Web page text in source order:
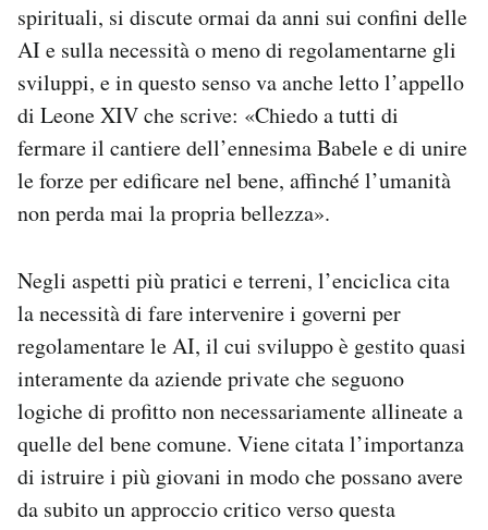
spirituali, si discute ormai da anni sui confini delle
AI e sulla necessità o meno di regolamentarne gli
sviluppi, e in questo senso va anche letto l’appello
di Leone XIV che scrive: «Chiedo a tutti di
fermare il cantiere dell’ennesima Babele e di unire
le forze per edificare nel bene, affinché l’umanità
non perda mai la propria bellezza».
Negli aspetti più pratici e terreni, l’enciclica cita
la necessità di fare intervenire i governi per
regolamentare le AI, il cui sviluppo è gestito quasi
interamente da aziende private che seguono
logiche di profitto non necessariamente allineate a
quelle del bene comune. Viene citata l’importanza
di istruire i più giovani in modo che possano avere
da subito un approccio critico verso questa